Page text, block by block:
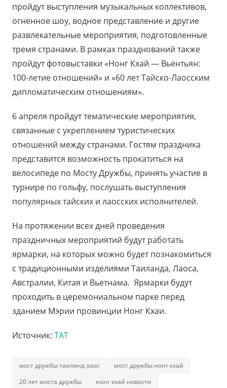
пройдут выступления музыкальных коллективов,
огненное шоу, водное представление и другие
развлекательные мероприятия, подготовленные
тремя странами. В рамках празднований также
пройдут фотовыставки «Нонг Кхай — Вьентьян:
100-летие отношений» и «60 лет Тайско-Лаосским
дипломатическим отношениям».
6 апреля пройдут тематические мероприятия,
связанные с укреплением туристических
отношений между странами. Гостям праздника
представится возможность прокатиться на
велосипеде по Мосту Дружбы, принять участие в
турнире по гольфу, послушать выступления
популярных тайских и лаосских исполнителей.
На протяжении всех дней проведения
праздничных мероприятий будут работать
ярмарки, на которых можно будет познакомиться
с традиционными изделиями Таиланда, Лаоса,
Австралии, Китая и Вьетнама. Ярмарки будут
проходить в церемониальном парке перед
зданием Мэрии провинции Нонг Кхаи.
Источник: ТАТ
мост дружбы таиланд лаос
мост дружбы нонг кхай
20 лет моста дружбы
нонг кхай новости